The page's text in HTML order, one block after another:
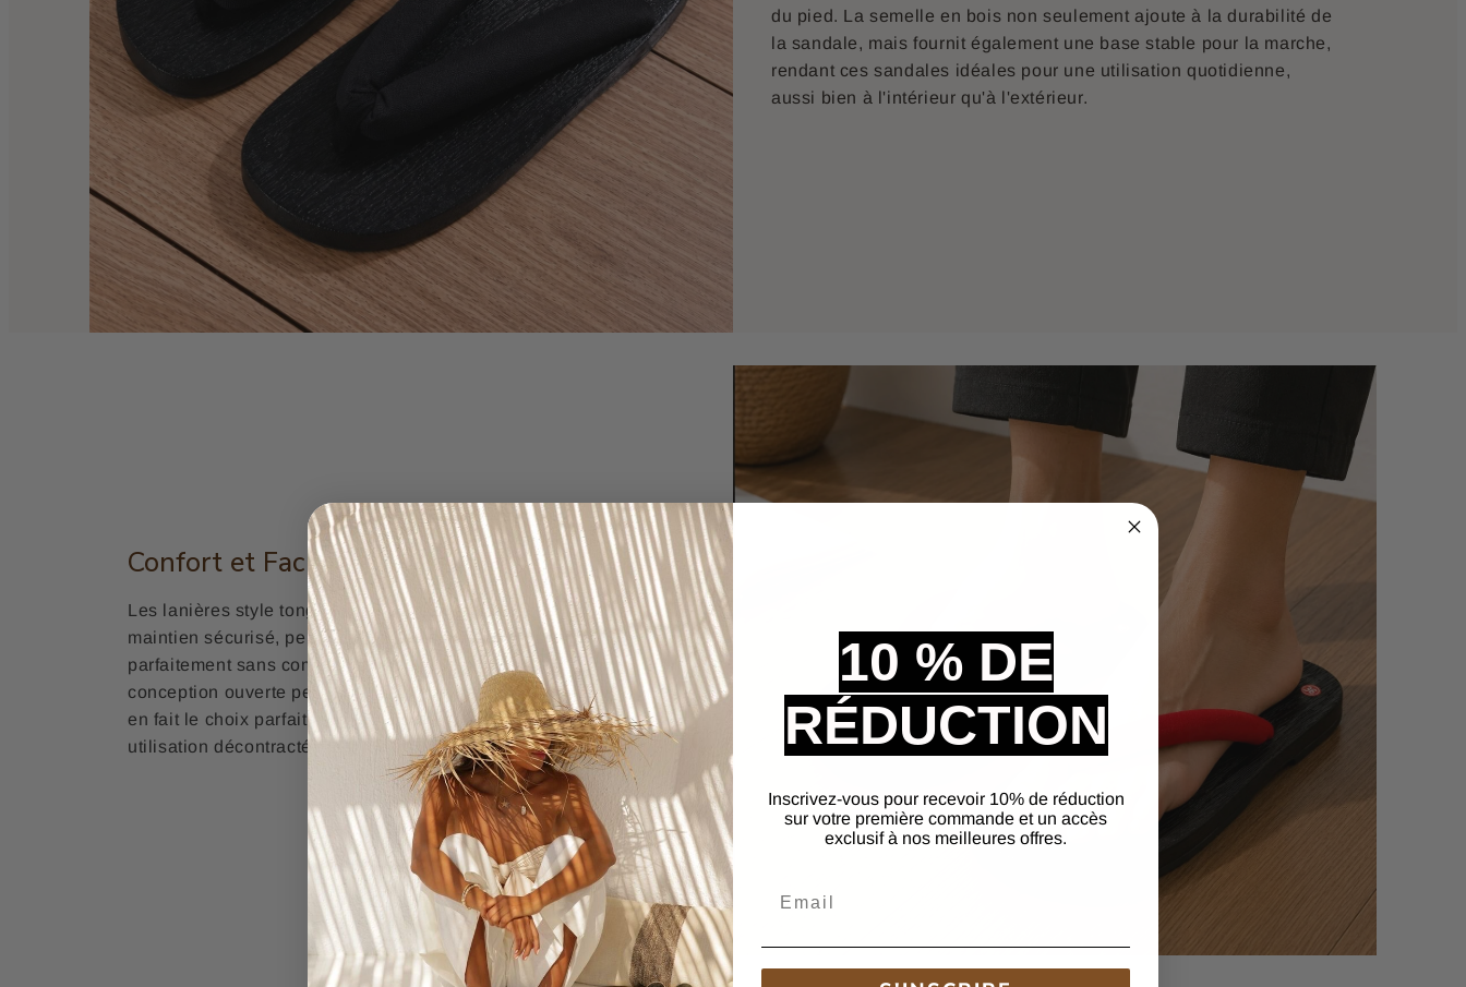
du pied. La semelle en bois non seulement ajoute à la durabilité de
la sandale, mais fournit également une base stable pour la marche,
rendant ces sandales idéales pour une utilisation quotidienne,
aussi bien à l'intérieur qu'à l'extérieur.
Confort et Facilité d'Utilisation
Les lanières style tong assurent une insertion facile du pied et un
maintien sécurisé, permettant à ces
sandalesde s'adapter
parfaitement sans compromettre le style ou le confort. La
conception ouverte permet à vos pieds de respirer librement, ce qui
en fait le choix parfait pour les journées chaudes d'été ou pour une
utilisation décontractée à la maison.
10 % DE
RÉDUCTION
Inscrivez-vous pour recevoir 10% de réduction
sur votre première commande et un accès
exclusif à nos meilleures offres.